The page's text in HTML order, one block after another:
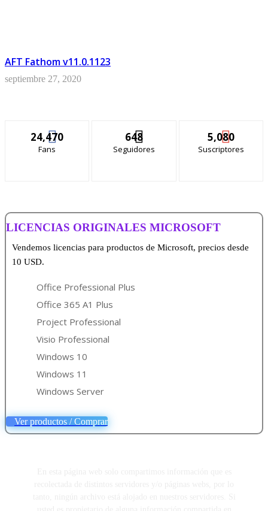
AFT Fathom v11.0.1123
septiembre 27, 2020
24,470
Fans
648
Seguidores
5,080
Suscriptores
LICENCIAS ORIGINALES MICROSOFT
Vendemos licencias para productos de Microsoft, precios desde
10 USD.
Office Professional Plus
Office 365 A1 Plus
Project Professional
Visio Professional
Windows 10
Windows 11
Windows Server
Ver productos / Comprar